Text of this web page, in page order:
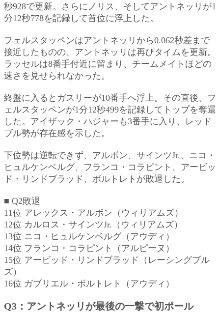
秒928で更新。さらにノリス、そしてアントネッリが1
分12秒778を記録して首位に浮上した。
フェルスタッペンはアントネッリから0.062秒差まで
接近したものの、アントネッリは再びタイムを更新。
ラッセルは8番手付近に留まり、チームメイトほどの
速さを見せられなかった。
終盤に入るとガスリーが10番手へ浮上。その直後、フ
ェルスタッペンが1分12秒499を記録してトップを奪還
した。アイザック・ハジャーも3番手に入り、レッド
ブル勢が存在感を示した。
下位勢は逆転できず、アルボン、サインツJr.、ニコ・
ヒュルケンベルグ、フランコ・コラピント、アービッ
ド・リンドブラッド、ボルトレトが敗退した。
■ Q2敗退
11位 アレックス・アルボン（ウィリアムズ）
12位 カルロス・サインツJr.（ウィリアムズ）
13位 ニコ・ヒュルケンベルグ（アウディ）
14位 フランコ・コラピント（アルピーヌ）
15位 アービッド・リンドブラッド（レーシングブル
ズ）
16位 ガブリエル・ボルトレト（アウディ）
Q3：アントネッリが最後の一撃で初ポール